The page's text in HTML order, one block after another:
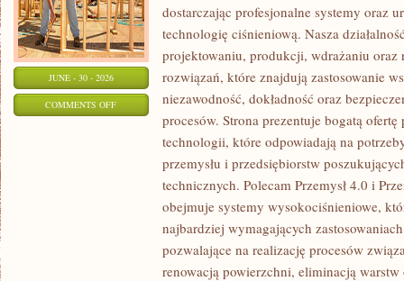
JUNE - 30 - 2026
COMMENTS OFFON
CIEKAWOSTKI
dostarczając profesjonalne systemy oraz
technologię ciśnieniową. Nasza
projektowaniu, produkcji, wdrażaniu oraz
rozwiązań, które znajdują zastosowanie
niezawodność, dokładność oraz
procesów. Strona prezentuje bogatą ofertę
technologii, które odpowiadają na
przemysłu i przedsiębiorstw
technicznych. Polecam Przemysł 4.0 i
obejmuje systemy wysokociśnieniowe,
najbardziej wymagających
pozwalające na realizację procesów
renowacją powierzchni, eliminacją